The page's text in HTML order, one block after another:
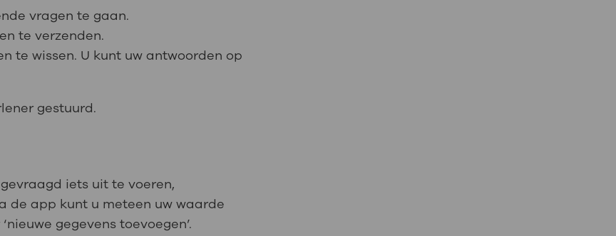
vragen te gaan.
te verzenden.
te wissen. U kunt uw antwoorden op
gestuurd.
iets uit te voeren,
de app kunt u meteen uw waarde
gegevens toevoegen’.